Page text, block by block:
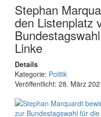
Stephan
den Listenplatz
Linke
Details
Kategorie: Politik
Veröffentlicht: 28. März